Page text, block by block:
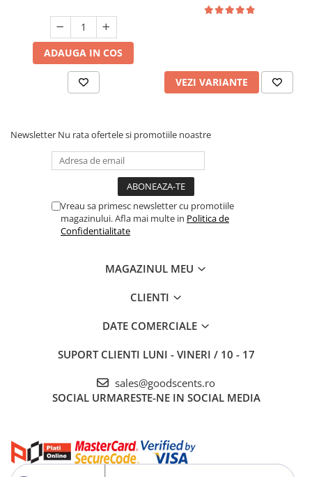
ADAUGA IN COS
VEZI VARIANTE
Newsletter Nu rata ofertele si promotiile noastre
Vreau sa primesc newsletter cu promotiile
magazinului. Afla mai multe in Politica de
Confidentialitate
MAGAZINUL MEU
CLIENTI
DATE COMERCIALE
SUPORT CLIENTI LUNI - VINERI / 10 - 17
sales@goodscents.ro
SOCIAL URMARESTE-NE IN SOCIAL MEDIA